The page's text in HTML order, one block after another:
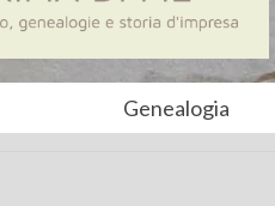
Genealogia